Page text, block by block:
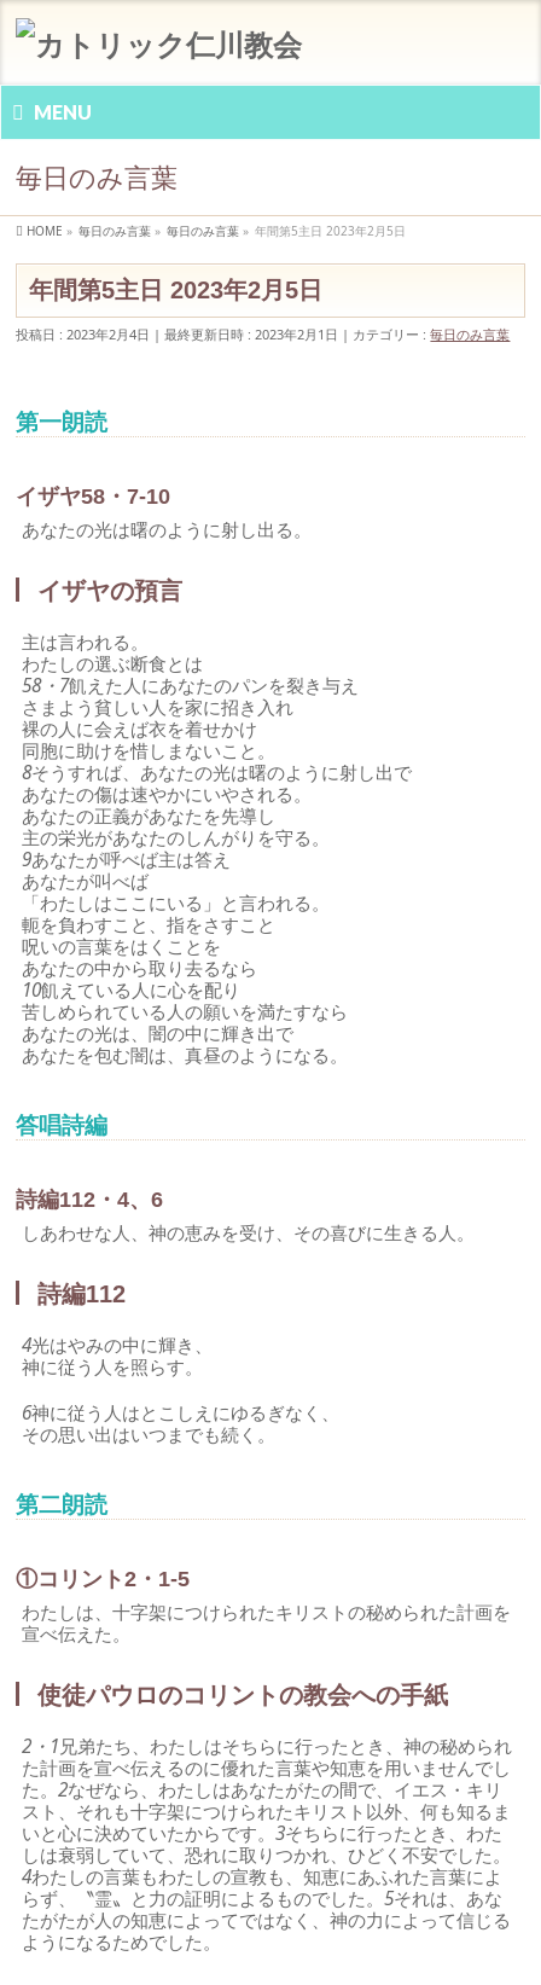
MENU
毎日のみ言葉
HOME » 毎日のみ言葉 » 毎日のみ言葉 » 年間第5主日 2023年2月5日
年間第5主日 2023年2月5日
投稿日 : 2023年2月4日 最終更新日時 : 2023年2月1日 カテゴリー :毎日のみ言葉
第一朗読
イザヤ58・7-10
あなたの光は曙のように射し出る。
イザヤの預言
主は言われる。
わたしの選ぶ断食とは
58・7飢えた人にあなたのパンを裂き与え
さまよう貧しい人を家に招き入れ
裸の人に会えば衣を着せかけ
同胞に助けを惜しまないこと。
8そうすれば、あなたの光は曙のように射し出で
あなたの傷は速やかにいやされる。
あなたの正義があなたを先導し
主の栄光があなたのしんがりを守る。
9あなたが呼べば主は答え
あなたが叫べば
「わたしはここにいる」と言われる。
軛を負わすこと、指をさすこと
呪いの言葉をはくことを
あなたの中から取り去るなら
10飢えている人に心を配り
苦しめられている人の願いを満たすなら
あなたの光は、闇の中に輝き出で
あなたを包む闇は、真昼のようになる。
答唱詩編
詩編112・4、6
しあわせな人、神の恵みを受け、その喜びに生きる人。
詩編112
4光はやみの中に輝き、
神に従う人を照らす。
6神に従う人はとこしえにゆるぎなく、
その思い出はいつまでも続く。
第二朗読
①コリント2・1-5
わたしは、十字架につけられたキリストの秘められた計画を
宣べ伝えた。
使徒パウロのコリントの教会への手紙
2・1兄弟たち、わたしはそちらに行ったとき、神の秘められ
た計画を宣べ伝えるのに優れた言葉や知恵を用いませんでし
た。2なぜなら、わたしはあなたがたの間で、イエス・キリ
スト、それも十字架につけられたキリスト以外、何も知るま
いと心に決めていたからです。3そちらに行ったとき、わた
しは衰弱していて、恐れに取りつかれ、ひどく不安でした。
4わたしの言葉もわたしの宣教も、知恵にあふれた言葉によ
らず、〝霊〟と力の証明によるものでした。5それは、あな
たがたが人の知恵によってではなく、神の力によって信じる
ようになるためでした。